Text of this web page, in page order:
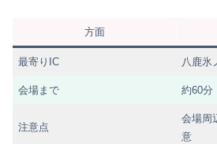
方面
最寄りIC 八鹿氷
会場まで 約60分
注意点
会場周
意